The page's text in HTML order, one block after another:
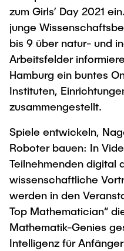
Newsroom
Press Release
Flyers and brochures
University magazine
Events
Working at TU
Job opportunities
Faculty recruiting
Information for new
Internal Information
Advice and contact
New@tuhh
study organization
AI in Education
After Graduation
Career Center
Graduate Academy
Doctoral Degrees
UNU HUB
Change"
Research Funding
Early Career
Good Scientific
Future Lectures
Team
Research &
Process Engineering
Study programs
Research and Institutes
Technology and
News
Research and Institutes
Management
Study Programs
Research and Institutes
Mechanical
Exchange students
Intercultural Hub
International Scholars &
Partnerships and
Study Exchange
How to establish
Strategy
ECIU University
Contacts &
zum Girls’ Day 2021
junge
bis 9 über natur- und
Arbeitsfelder
Hamburg ein buntes
Instituten,
zusammengestellt.
Spiele entwickeln,
Roboter bauen: In
Teilnehmenden digital
wissenschaftliche
werden in den
Top Mathematician“
Mathematik-Genies
Intelligenz für